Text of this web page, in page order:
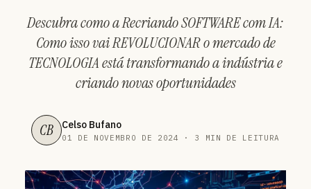
Descubra como a Recriando SOFTWARE com IA:
Como isso vai REVOLUCIONAR o mercado de
TECNOLOGIA está transformando a indústria e
criando novas oportunidades
CB Celso Bufano
01 DE NOVEMBRO DE 2024 · 3 MIN DE LEITURA